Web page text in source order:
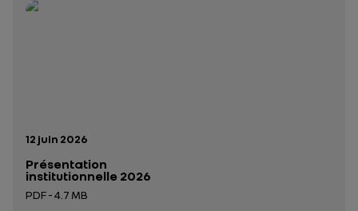
Date de publication:
12 juin 2026
Présentation
institutionnelle 2026
PDF - 4.7 MB